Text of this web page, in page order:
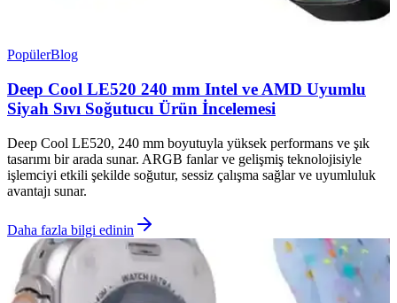
PopülerBlog
Deep Cool LE520 240 mm Intel ve AMD Uyumlu
Siyah Sıvı Soğutucu Ürün İncelemesi
Deep Cool LE520, 240 mm boyutuyla yüksek performans ve şık
tasarımı bir arada sunar. ARGB fanlar ve gelişmiş teknolojisiyle
işlemciyi etkili şekilde soğutur, sessiz çalışma sağlar ve uyumluluk
avantajı sunar.
Daha fazla bilgi edinin